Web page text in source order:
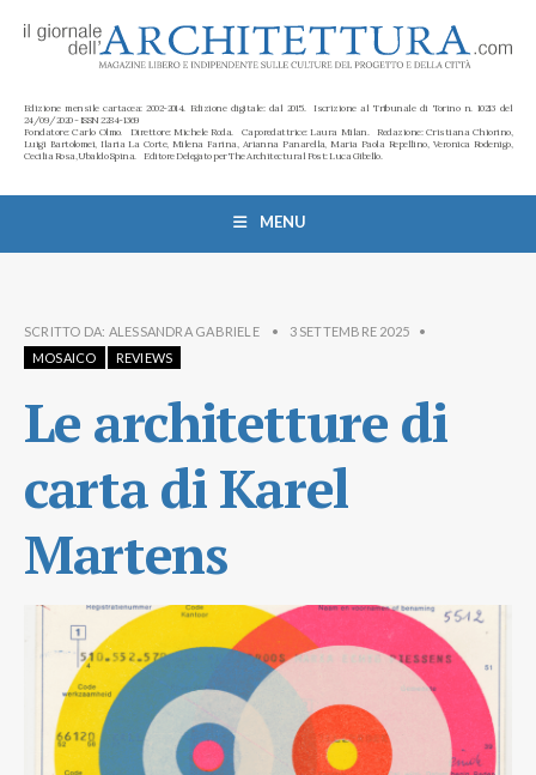
Edizione mensile cartacea: 2002-2014. Edizione digitale: dal 2015. Iscrizione al Tribunale di Torino n. 10213 del
24/09/2020 - ISSN 2284-1369
Fondatore: Carlo Olmo. Direttore: Michele Roda. Caporedattrice: Laura Milan. Redazione: Cristiana Chiorino,
Luigi Bartolomei, Ilaria La Corte, Milena Farina, Arianna Panarella, Maria Paola Repellino, Veronica Rodenigo,
Cecilia Rosa, Ubaldo Spina. Editore Delegato per The Architectural Post: Luca Gibello.
MENU
SCRITTO DA: ALESSANDRA GABRIELE • 3 SETTEMBRE 2025
•
MOSAICO
REVIEWS
Le architetture di
carta di Karel
Martens